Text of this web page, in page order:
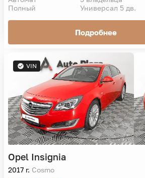
Полный
Универсал 5 дв.
Подробнее
VIN
Opel Insignia
2017 г. Cosmo